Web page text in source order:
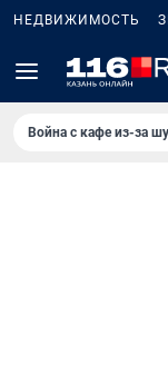
НЕДВИЖИМОСТЬ
Война с кафе из-за